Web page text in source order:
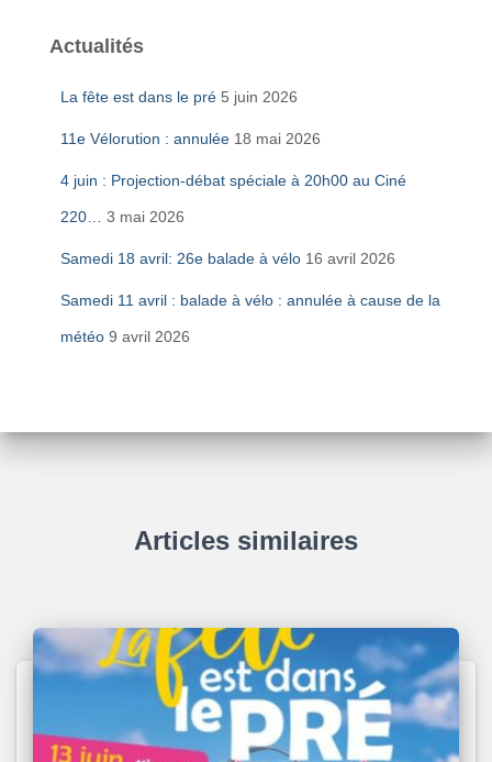
Actualités
La fête est dans le pré 5 juin 2026
11e Vélorution : annulée 18 mai 2026
4 juin : Projection-débat spéciale à 20h00 au Ciné
220… 3 mai 2026
Samedi 18 avril: 26e balade à vélo 16 avril 2026
Samedi 11 avril : balade à vélo : annulée à cause de la
météo 9 avril 2026
Articles similaires